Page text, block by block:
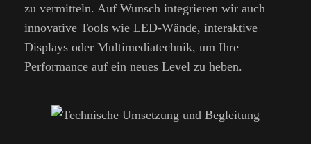
zu vermitteln. Auf Wunsch integrieren wir auch
innovative Tools wie LED-Wände, interaktive
Displays oder Multimediatechnik, um Ihre
Performance auf ein neues Level zu heben.